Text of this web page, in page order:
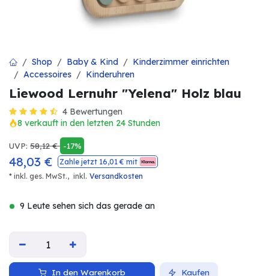
Shop Baby & Kind
Kinderzimmer einrichten
Accessoires
Kinderuhren
Liewood Lernuhr "Yelena" Holz blau
4 Bewertungen
8 verkauft in den letzten 24 Stunden
UVP: 58,12€ -17%
48,03 € Zahle jetzt 16,01€ mit
* inkl. ges. MwSt., inkl . Versandkosten
9 Leute sehen sich das gerade an
In den Warenkorb Kaufen